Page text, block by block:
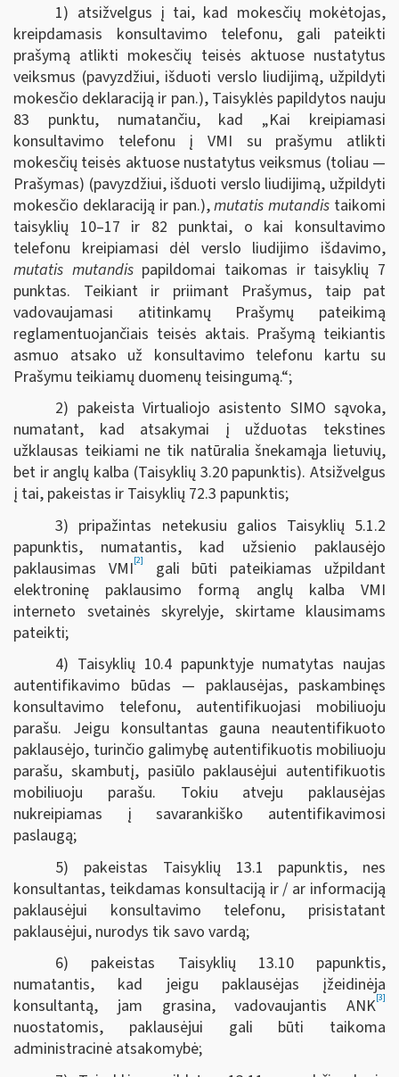
1) atsižvelgus į tai, kad mokesčių mokėtojas,
kreipdamasis konsultavimo telefonu, gali pateikti
prašymą atlikti mokesčių teisės aktuose nustatytus
veiksmus (pavyzdžiui, išduoti verslo liudijimą, užpildyti
mokesčio deklaraciją ir pan.), Taisyklės papildytos nauju
83 punktu, numatančiu, kad „Kai kreipiamasi
konsultavimo telefonu į VMI su prašymu atlikti
mokesčių teisės aktuose nustatytus veiksmus (toliau —
Prašymas) (pavyzdžiui, išduoti verslo liudijimą, užpildyti
mokesčio deklaraciją ir pan.),mutatis mutandis taikomi
taisyklių 10–17 ir 82 punktai, o kai konsultavimo
telefonu kreipiamasi dėl verslo liudijimo išdavimo,
mutatis mutandispapildomai taikomas ir taisyklių 7
punktas. Teikiant ir priimant Prašymus, taip pat
vadovaujamasi atitinkamų Prašymų pateikimą
reglamentuojančiais teisės aktais. Prašymą teikiantis
asmuo atsako už konsultavimo telefonu kartu su
Prašymu teikiamų duomenų teisingumą.“;
2) pakeista Virtualiojo asistento SIMO sąvoka,
numatant, kad atsakymai į užduotas tekstines
užklausas teikiami ne tik natūralia šnekamąja lietuvių,
bet ir anglų kalba (Taisyklių 3.20 papunktis). Atsižvelgus
į tai, pakeistas ir Taisyklių 72.3 papunktis;
3) pripažintas netekusiu galios Taisyklių 5.1.2
papunktis, numatantis, kad užsienio paklausėjo
paklausimas VMI[2]
gali būti pateikiamas užpildant
elektroninę paklausimo formą anglų kalba VMI
interneto svetainės skyrelyje, skirtame klausimams
pateikti;
4) Taisyklių 10.4 papunktyje numatytas naujas
autentifikavimo būdas — paklausėjas, paskambinęs
konsultavimo telefonu, autentifikuojasi mobiliuoju
parašu. Jeigu konsultantas gauna neautentifikuoto
paklausėjo, turinčio galimybę autentifikuotis mobiliuoju
parašu, skambutį, pasiūlo paklausėjui autentifikuotis
mobiliuoju parašu. Tokiu atveju paklausėjas
nukreipiamas į savarankiško autentifikavimosi
paslaugą;
5) pakeistas Taisyklių 13.1 papunktis, nes
konsultantas, teikdamas konsultaciją ir / ar informaciją
paklausėjui konsultavimo telefonu, prisistatant
paklausėjui, nurodys tik savo vardą;
6) pakeistas Taisyklių 13.10 papunktis,
numatantis, kad jeigu paklausėjas įžeidinėja
konsultantą, jam grasina, vadovaujantis ANK[3]
nuostatomis, paklausėjui gali būti taikoma
administracinė atsakomybė;